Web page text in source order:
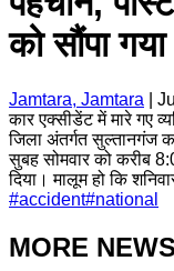
को सौंपा गया
Jamtara, Jamtara
कार एक्सीडेंट में मारे गए
जिला अंतर्गत सुल्तानगंज
सुबह सोमवार को करीब
दिया। मालूम हो कि
#accident#national
MORE NEWS